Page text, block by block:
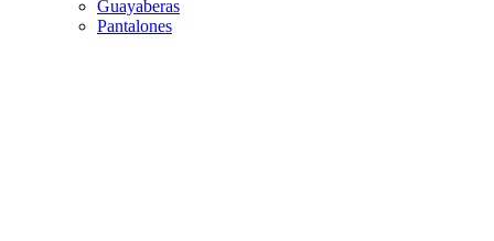
Guayaberas
Pantalones